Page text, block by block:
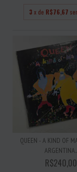
3 x de R$76,67
QUEEN - A KIND OF
R$240,00